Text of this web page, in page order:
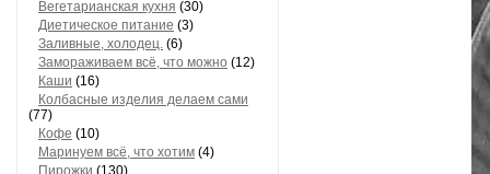
Вегетарианская кухня (30)
Диетическое питание (3)
Заливные, холодец. (6)
Замораживаем всё, что можно (12)
Каши (16)
Колбасные изделия делаем сами
(77)
Кофе (10)
Маринуем всё, что хотим (4)
Пирожки (130)